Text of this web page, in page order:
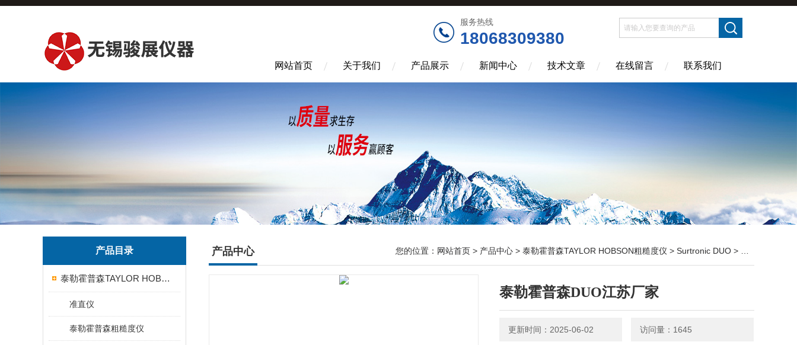
服务热线
18068309380
网站首页 关于我们 产品展示 新闻中心 技术文章 在线留言 联系我们
产品目录
泰勒霍普森TAYLOR HOBSON粗糙度仪
准直仪
泰勒霍普森粗糙度仪
产品中心 您的位置： 网站首页 > 产品中心 > 泰勒霍普森TAYLOR HOBSON粗糙度仪 > Surtronic DUO > 泰勒霍普森DUO江苏厂家
泰勒霍普森DUO江苏厂家
更新时间：2025-06-02 访问量：1645